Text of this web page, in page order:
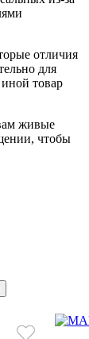
отличия
для
товар
живые
чтобы